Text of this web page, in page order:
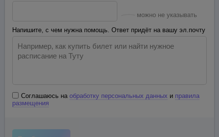
можно не указывать
Напишите, с чем нужна помощь. Ответ придёт на вашу эл.почту
Соглашаюсь на обработку персональных данных и правила
размещения